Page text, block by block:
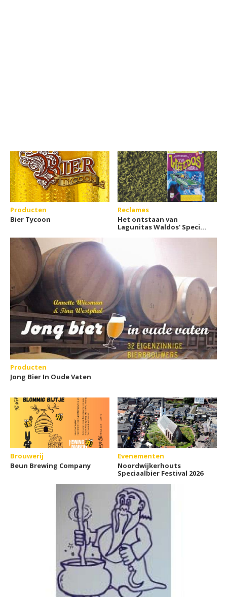
Producten
Bier Tycoon
Reclames
Het ontstaan van
Lagunitas Waldos' Special
Producten
Jong Bier In Oude Vaten
Brouwerij
Beun Brewing Company
Evenementen
Noordwijkerhouts
Speciaalbier Festival 2026